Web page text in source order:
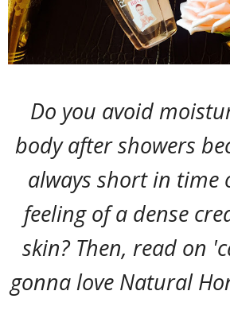
Do you avoid
body after showers
always short in time
feeling of a dense
skin? Then, read on
gonna love Natural